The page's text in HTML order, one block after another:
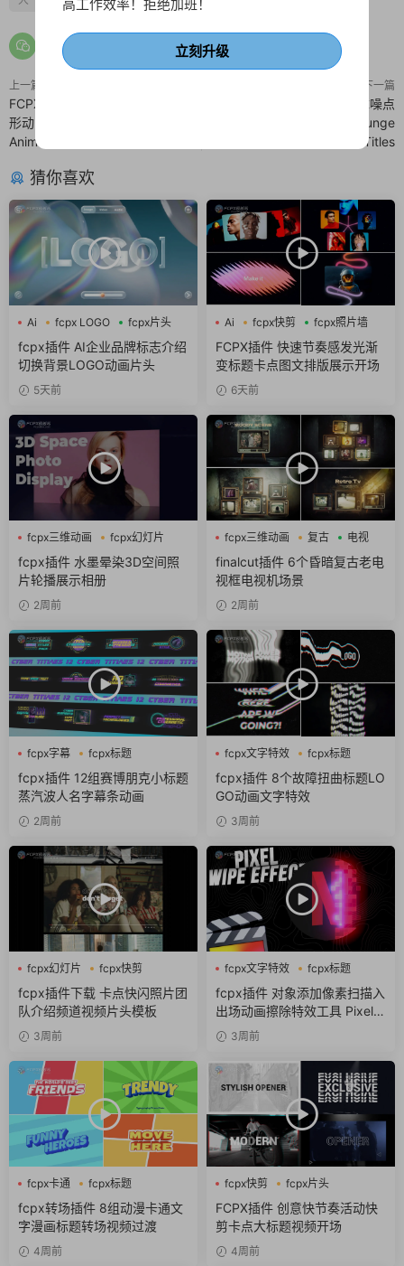
上一篇
FCPX插件 时尚艺术创意抽象2D图
形动画叠加动画素材包 Abstract
Animations Pack 02
下一篇
FCPX标题插件 嘻哈风格故障噪点
边框文字动画fcpx模板 Grunge
Titles
猜你喜欢
Ai fcpx LOGO fcpx片头
fcpx插件 AI企业品牌标志介绍
切换背景LOGO动画片头
5天前
Ai fcpx快剪 fcpx照片墙
FCPX插件 快速节奏感发光渐
变标题卡点图文排版展示开场
6天前
fcpx三维动画
fcpx幻灯片
fcpx相册
fcpx插件 水墨晕染3D空间照
片轮播展示相册
2周前
fcpx三维动画 复古 电视
finalcut插件 6个昏暗复古老电
视框电视机场景
2周前
fcpx字幕
fcpx标题
fcpx片头
fcpx插件 12组赛博朋克小标题
蒸汽波人名字幕条动画
2周前
fcpx文字特效
fcpx标题
故障风
fcpx插件 8个故障扭曲标题LO
GO动画文字特效
3周前
fcpx幻灯片
fcpx快剪
fcpx视频开场
fcpx插件下载 卡点快闪照片团
队介绍频道视频片头模板
3周前
fcpx文字特效
fcpx标题
像素
fcpx插件 对象添加像素扫描入
出场动画擦除特效工具 Pixel S
can3周前
fcpx卡通
fcpx标题
fcpx转场
fcpx转场插件 8组动漫卡通文
字漫画标题转场视频过渡
4周前
fcpx快剪
fcpx片头
fcpx视频开场
FCPX插件 创意快节奏活动快
剪卡点大标题视频开场
4周前
高工作效率！拒绝加班！
立刻升级